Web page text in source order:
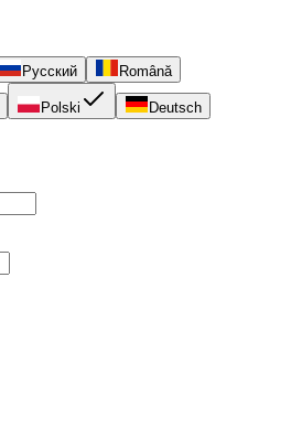
Русский Română
Polski
Deutsch